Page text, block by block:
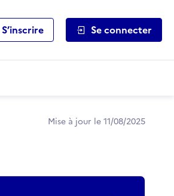
S’inscrire Se connecter
Mise à jour le 11/08/2025